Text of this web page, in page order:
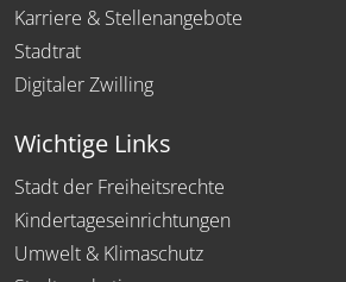
Karriere & Stellenangebote
Stadtrat
Digitaler Zwilling
Wichtige Links
Stadt der Freiheitsrechte
Kindertageseinrichtungen
Umwelt & Klimaschutz